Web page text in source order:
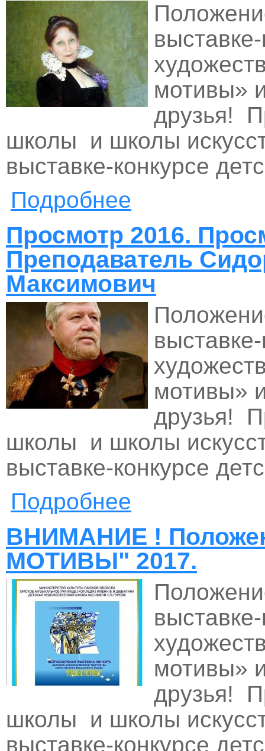
мотивы»
друзья!
школы и школы
выставке-конкурсе
Подробнее
Просмотр 2016.
Преподаватель
Максимович
мотивы»
друзья!
школы и школы
выставке-конкурсе
Подробнее
ВНИМАНИЕ !
МОТИВЫ" 2017.
мотивы»
друзья!
школы и школы
выставке-конкурсе